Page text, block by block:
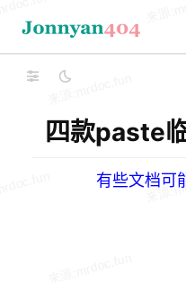
四款paste
有些文档可